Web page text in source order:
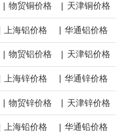
1月以来最大单周涨幅。油价走弱为金价提
待美国非农就业数据，以寻找美国利率前
析师马特·辛普森表示，中东和平前景改善
动黄金价格从此前持续数周、位于4000美
步上涨。
高带宽内存（HBM）及其他下一代动态随
| 物贸铜价格 | 天津铜价格
上海铝价格 华通铝价格
| 物贸铝价格 | 天津铝价格
上海锌价格 华通锌价格
| 物贸锌价格 | 天津锌价格
上海铅价格 | 华通铅价格